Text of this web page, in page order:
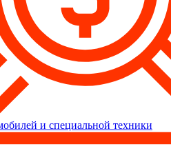
и специальной техники